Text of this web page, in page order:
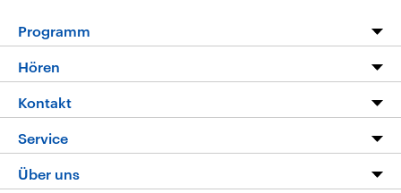
Programm
Programm
Die Nachrichten
Nachrichtenleicht
Neue Beiträge auf dlf.de
Hören
Livestream
Podcasts
Deutschlandfunk App
Kontakt
Hörerservice
Service
FAQ
Über uns